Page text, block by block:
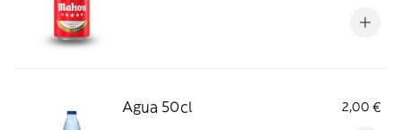
Agua 50cl 2,00 €